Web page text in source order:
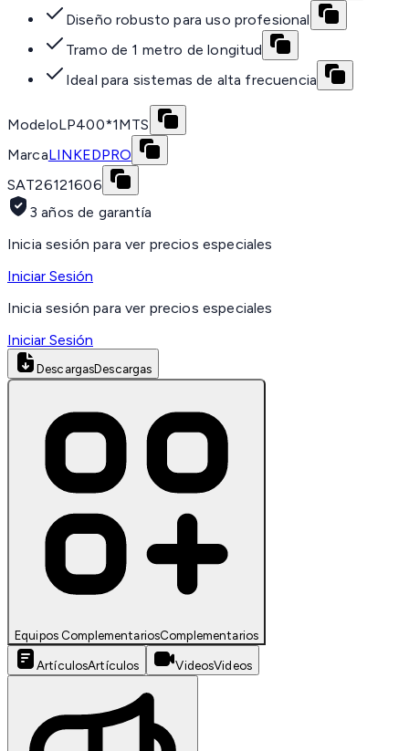
Diseño robusto para uso profesional
Tramo de 1 metro de longitud
Ideal para sistemas de alta frecuencia
ModeloLP400*1MTS
MarcaLINKEDPRO
SAT26121606
3 años de garantía
Inicia sesión para ver precios especiales
Iniciar Sesión
Inicia sesión para ver precios especiales
Iniciar Sesión
DescargasDescargas
Equipos ComplementariosComplementarios
ArtículosArtículos VideosVideos